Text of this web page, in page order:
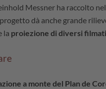
Messner ha raccolto
dà anche grande
la proiezione di diversi filmati
a monte del Plan de